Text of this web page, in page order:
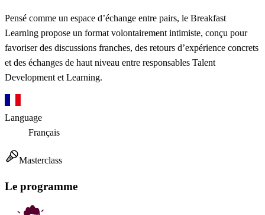
Pensé comme un espace d’échange entre pairs, le Breakfast
Learning propose un format volontairement intimiste, conçu pour
favoriser des discussions franches, des retours d’expérience concrets
et des échanges de haut niveau entre responsables Talent
Development et Learning.
Language
Français
Masterclass
Le programme